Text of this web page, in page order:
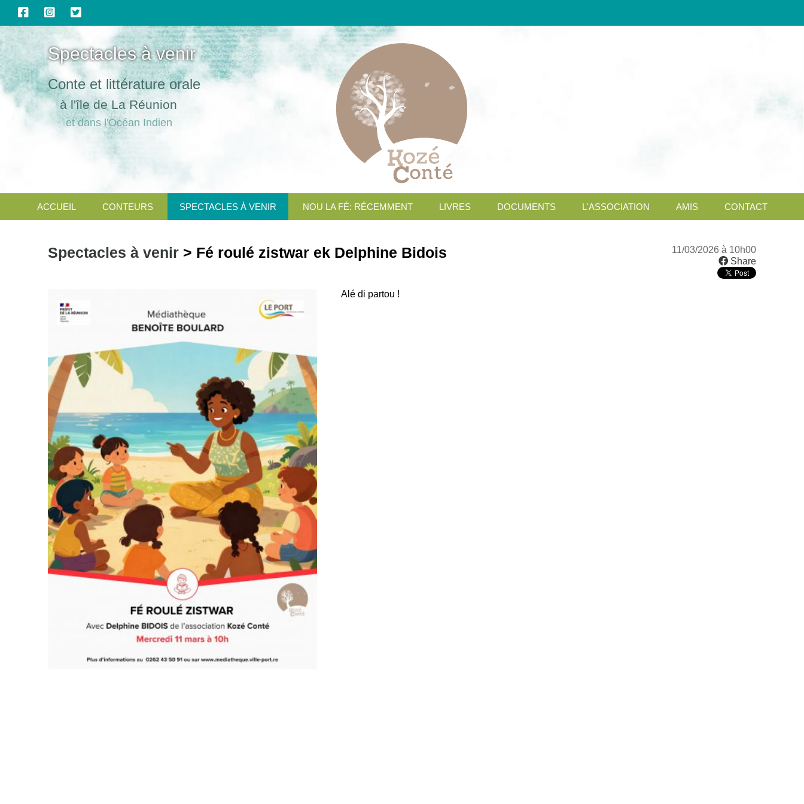
Spectacles à venir
Conte et littérature orale
à l'île de La Réunion
et dans l'Océan Indien
ACCUEIL CONTEURS SPECTACLES À VENIR NOU LA FÉ: RÉCEMMENT LIVRES DOCUMENTS L'ASSOCIATION AMIS CONTACT
11/03/2026 à 10h00
Share
Spectacles à venir > Fé roulé zistwar ek Delphine Bidois
Alé di partou !